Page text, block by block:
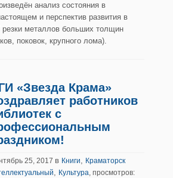
анализ состояния в
и перспектив развития в
металлов больших толщин
поковок, крупного лома).
«Звезда Крама»
работников
с
25, 2017 в Книги, Краматорск
, Культура, просмотров: